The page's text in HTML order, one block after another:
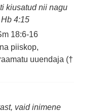
kiusatud nii nagu
4:15
18:6-16
piiskop,
uuendaja (†
vaid inimene